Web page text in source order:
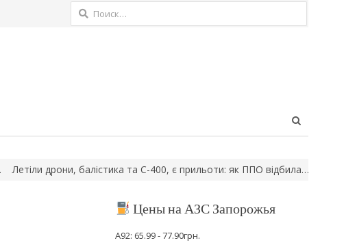
Найти:
дрони, балістика та С-400, є прильоти: як ППО відбила… Три людина
Цены на АЗС Запорожья
А92: 65.99 - 77.90грн.